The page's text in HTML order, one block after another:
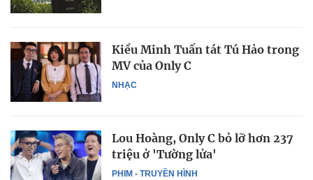
NHẠC
Kiều Minh Tuấn tát Tú Hảo trong
MV của Only C
PHIM - TRUYỀN HÌNH
Lou Hoàng, Only C bỏ lỡ hơn 237
triệu ở 'Tường lửa'